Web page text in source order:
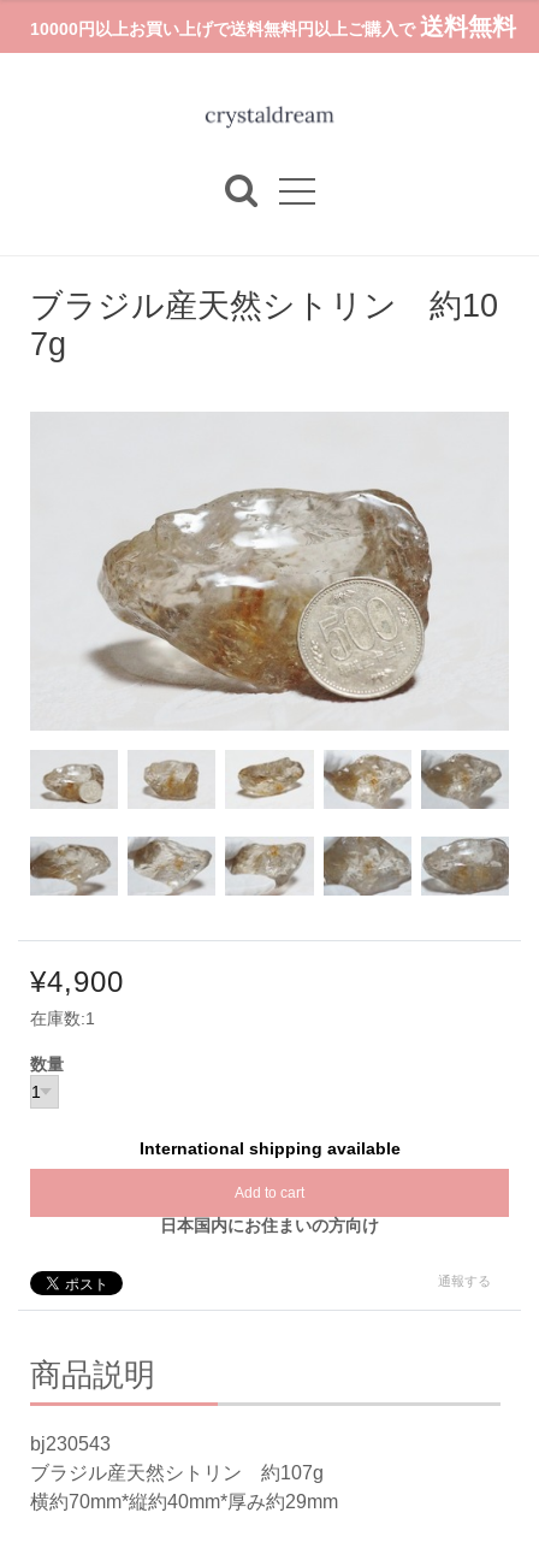
10000円以上お買い上げで送料無料円以上ご購入で 送料無料
ブラジル産天然シトリン 約10
7g
¥4,900
在庫数:1
数量
International shipping available
Add to cart
日本国内にお住まいの方向け
通報する
商品説明
bj230543
ブラジル産天然シトリン 約107g
横約70mm*縦約40mm*厚み約29mm